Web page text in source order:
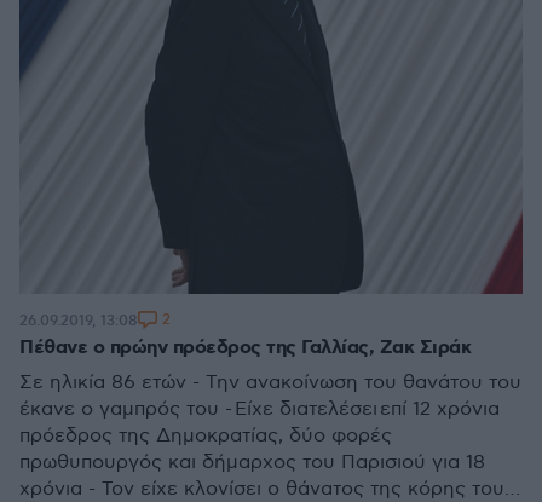
Πέθανε ο πρώην πρόεδρος της Γαλλίας, Ζακ Σιράκ
Σε ηλικία 86 ετών - Την ανακοίνωση του θανάτου του
έκανε ο γαμπρός του - Είχε διατελέσει επί 12 χρόνια
πρόεδρος της Δημοκρατίας, δύο φορές
πρωθυπουργός και δήμαρχος του Παρισιού για 18
χρόνια - Τον είχε κλονίσει ο θάνατος της κόρης του
26.09.2019, 13:08 2